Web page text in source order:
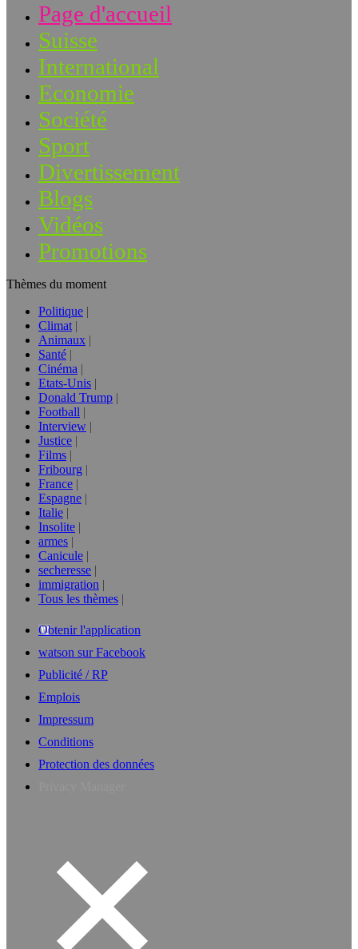
Page d'accueil
Suisse
International
Economie
Société
Sport
Divertissement
Blogs
Vidéos
Promotions
Thèmes du moment
Politique
Climat
Animaux
Santé
Cinéma
Etats-Unis
Donald Trump
Football
Interview
Justice
Films
Fribourg
France
Espagne
Italie
Insolite
armes
Canicule
secheresse
immigration
Tous les thèmes
Obtenir l'application
watson sur Facebook
Publicité / RP
Emplois
Impressum
Conditions
Protection des données